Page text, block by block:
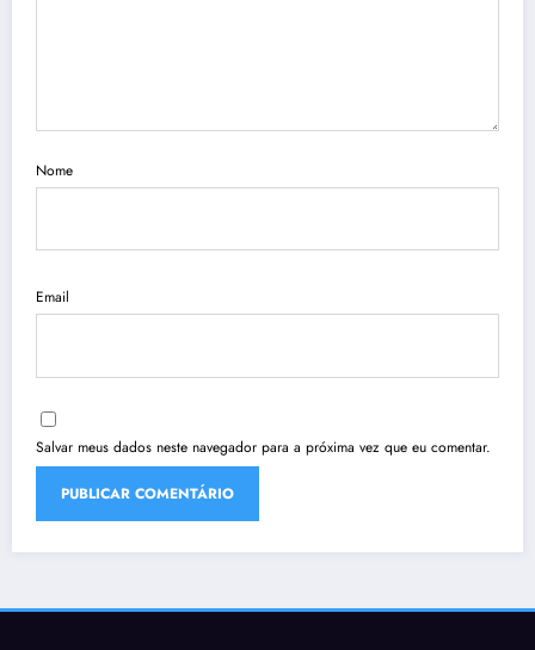
Nome
Email
Salvar meus dados neste navegador para a próxima vez que eu comentar.